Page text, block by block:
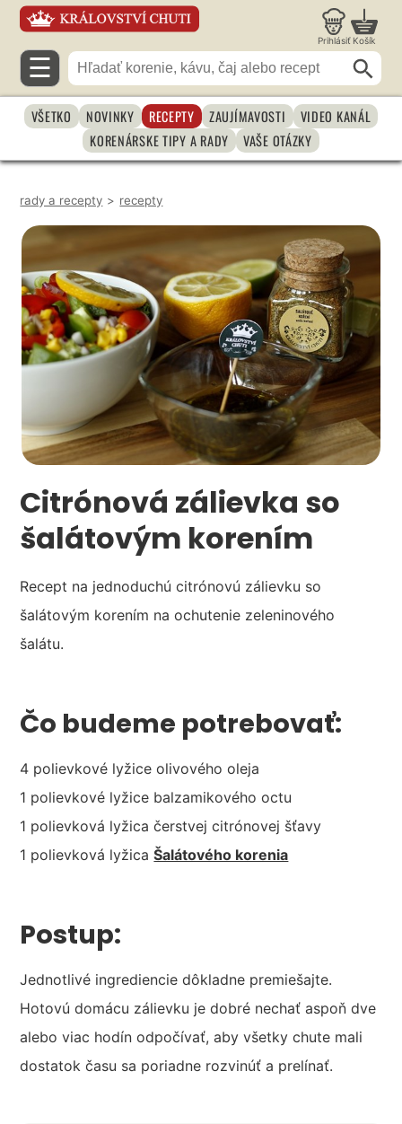
Prihlásiť Košík
☰
VŠETKO NOVINKY RECEPTY ZAUJÍMAVOSTI
VIDEO KANÁL
KORENÁRSKE TIPY A RADY
VAŠE OTÁZKY
rady a recepty > recepty
Citrónová zálievka so
šalátovým korením
Recept na jednoduchú citrónovú zálievku so
šalátovým korením na ochutenie zeleninového
šalátu.
Čo budeme potrebovať:
4 polievkové lyžice olivového oleja
1 polievkové lyžice balzamikového octu
1 polievková lyžica čerstvej citrónovej šťavy
1 polievková lyžicaŠalátového korenia
Postup:
Jednotlivé ingrediencie dôkladne premiešajte.
Hotovú domácu zálievku je dobré nechať aspoň dve
alebo viac hodín odpočívať, aby všetky chute mali
dostatok času sa poriadne rozvinúť a prelínať.